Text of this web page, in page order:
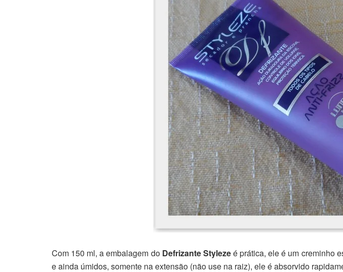
Com 150 ml, a embalagem do Defrizante Stylezeé prática, ele é um creminho
e ainda úmidos, somente na extensão (não use na raiz), ele é absorvido